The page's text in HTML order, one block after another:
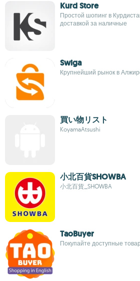
Kurd Store
Простой шопинг в
доставкой за наличные
Swiga
Крупнейший рынок в
買い物リスト
KoyamaAtsushi
小北百貨SHOWBA
小北百貨_SHOWBA
TaoBuyer
Покупайте доступные